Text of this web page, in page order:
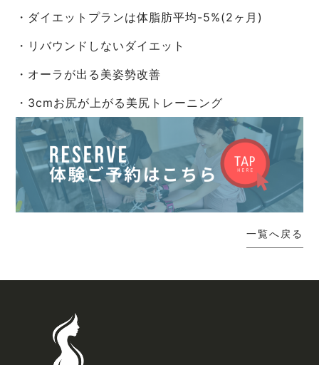
・ダイエットプランは体脂肪平均-5%(2ヶ月)
・リバウンドしないダイエット
・オーラが出る美姿勢改善
・3cmお尻が上がる美尻トレーニング
一覧へ戻る